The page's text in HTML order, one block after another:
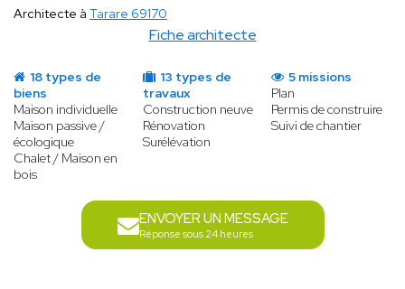
Fiche architecte
Architecte à Tarare 69170
18 types de
biens
Maison individuelle
Maison passive /
écologique
Chalet / Maison en
bois
13 types de
travaux
Construction neuve
Rénovation
Surélévation
5 missions
Plan
Permis de construire
Suivi de chantier
ENVOYER UN MESSAGE
Réponse sous 24 heures